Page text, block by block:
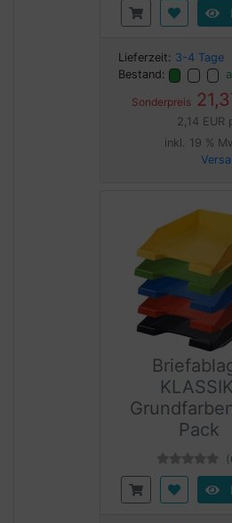
Lieferzeit: 3-4 Tage
Bestand:
Sonderpreis
2,14 EUR
inkl. 19 %
Pack